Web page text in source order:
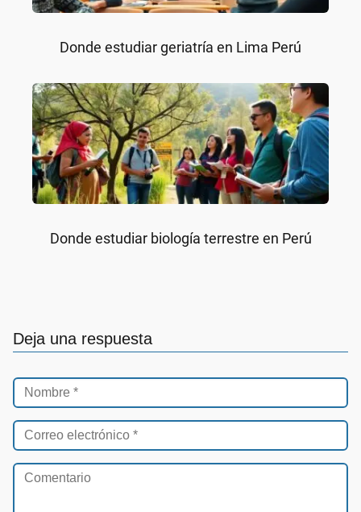
Donde estudiar geriatría en Lima Perú
Donde estudiar biología terrestre en Perú
Deja una respuesta